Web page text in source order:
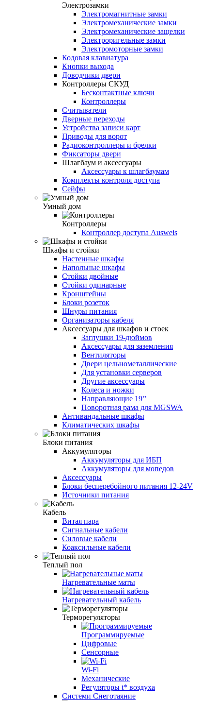
Электрозамки
Электромагнитные замки
Электромеханические замки
Электромеханические защелки
Электроригельные замки
Электромоторные замки
Кодовая клавиатура
Кнопки выхода
Доводчики двери
Контроллеры СКУД
Бесконтактные ключи
Контроллеры
Считыватели
Дверные переходы
Устройства записи карт
Приводы для ворот
Радиоконтроллеры и брелки
Фиксаторы двери
Шлагбаум и аксессуары
Аксессуары к шлагбаумам
Комплекты контроля доступа
Сейфы
Умный дом
Контроллеры
Контроллер доступа Ausweis
Шкафы и стойки
Настенные шкафы
Напольные шкафы
Стойки двойные
Стойки одинарные
Кронштейны
Блоки розеток
Шнуры питания
Организаторы кабеля
Аксессуары для шкафов и стоек
Заглушки 19-дюймов
Аксессуары для заземления
Вентиляторы
Двери цельнометаллические
Для установки серверов
Другие аксессуары
Колеса и ножки
Направляющие 19’’
Поворотная рама для MGSWA
Антивандальные шкафы
Климатических шкафы
Блоки питания
Аккумуляторы
Аккумуляторы для ИБП
Аккумуляторы для мопедов
Аксессуары
Блоки бесперебойного питания 12-24V
Источники питания
Кабель
Витая пара
Сигнальные кабели
Силовые кабели
Коаксильные кабели
Теплый пол
Нагревательные маты
Нагревательный кабель
Терморегуляторы
Программируемые
Цифровые
Сенсорные
Wi-Fi
Механические
Регуляторы t* воздуха
Системи Снеготаяние